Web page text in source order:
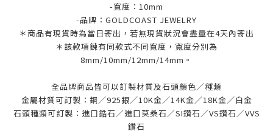
-寬度：10mm
-品牌： GOLDCOAST JEWELRY
＊商品有現貨時為當日寄出，若無現貨狀況會盡量在4天內寄出
＊該款項鍊有同款式不同寬度，寬度分別為
8mm/10mm/12mm/14mm。
全品牌商品皆可以訂製材質及石頭顏色／種類
金屬材質可訂製：銅／925銀／10K金／14K金／18K金／白金
石頭種類可訂製：進口鋯石／進口莫桑石／SI鑽石／VS鑽石／VVS
鑽石